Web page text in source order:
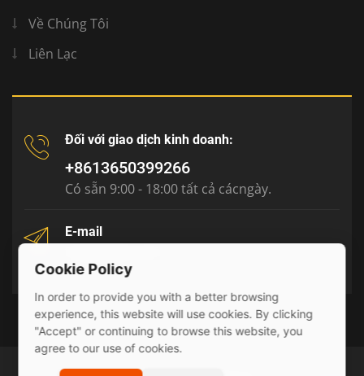
Về Chúng Tôi
Liên Lạc
Đối với giao dịch kinh doanh:
+8613650399266
Có sẵn 9:00 - 18:00 tất cả cácngày.
E-mail
Cookie Policy
In order to provide you with a better browsing
experience, this website will use cookies. By clicking
"Accept" or continuing to browse this website, you
agree to our use of cookies.